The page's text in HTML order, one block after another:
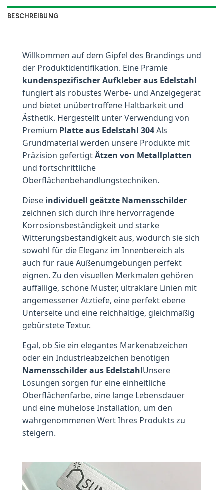
BESCHREIBUNG
Willkommen auf dem Gipfel des Brandings und
der Produktidentifikation. Eine Prämie
kundenspezifischer Aufkleber aus Edelstahl
fungiert als robustes Werbe- und Anzeigegerät
und bietet unübertroffene Haltbarkeit und
Ästhetik. Hergestellt unter Verwendung von
Premium Platte aus Edelstahl 304Als
Grundmaterial werden unsere Produkte mit
Präzision gefertigtÄtzen von Metallplatten
und fortschrittliche
Oberflächenbehandlungstechniken.
Diese individuell geätzte Namensschilder
zeichnen sich durch ihre hervorragende
Korrosionsbeständigkeit und starke
Witterungsbeständigkeit aus, wodurch sie sich
sowohl für die Eleganz im Innenbereich als
auch für raue Außenumgebungen perfekt
eignen. Zu den visuellen Merkmalen gehören
auffällige, schöne Muster, ultraklare Linien mit
angemessener Ätztiefe, eine perfekt ebene
Unterseite und eine reichhaltige, gleichmäßig
gebürstete Textur.
Egal, ob Sie ein elegantes Markenabzeichen
oder ein Industrieabzeichen benötigen
Namensschilder aus EdelstahlUnsere
Lösungen sorgen für eine einheitliche
Oberflächenfarbe, eine lange Lebensdauer
und eine mühelose Installation, um den
wahrgenommenen Wert Ihres Produkts zu
steigern.